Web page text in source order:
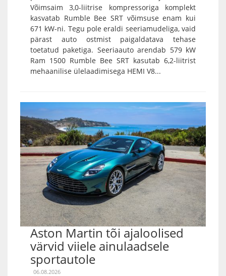
Võimsaim 3,0-liitrise kompressoriga komplekt
kasvatab Rumble Bee SRT võimsuse enam kui
671 kW-ni. Tegu pole eraldi seeriamudeliga, vaid
pärast auto ostmist paigaldatava tehase
toetatud paketiga. Seeriaauto arendab 579 kW
Ram 1500 Rumble Bee SRT kasutab 6,2-liitrist
mehaanilise ülelaadimisega HEMI V8...
Aston Martin tõi ajaloolised
värvid viiele ainulaadsele
sportautole
06.08.2026